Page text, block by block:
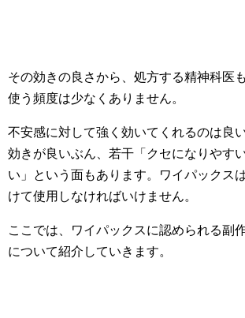
その効きの良さから、処方する精神科医
使う頻度は少なくありません。
不安感に対して強く効いてくれるのは良
効きが良いぶん、若干「クセになりやす
い」という面もあります。ワイパックス
けて使用しなければいけません。
ここでは、ワイパックスに認められる副
について紹介していきます。